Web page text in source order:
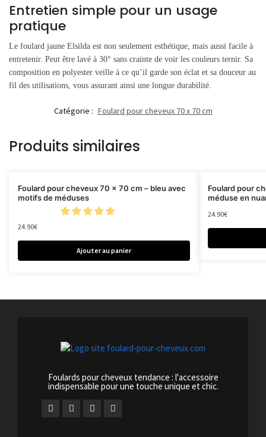
Entretien simple pour un usage
pratique
Le foulard jaune Elsilda est non seulement esthétique, mais aussi facile à
entretenir. Peut être lavé à 30° sans crainte de voir les couleurs ternir. Sa
composition en polyester veille à ce qu’il garde son éclat et sa douceur au
fil des utilisations, vous assurant ainsi une longue durabilité.
Catégorie : Foulard pour cheveux 70 x 70 cm
Produits similaires
Foulard pour cheveux 70 x 70 cm – bleu avec
motifs de méduses
24.90€
Ajouter au panier
Foulard pour
méduse en
24.90€
Foulards pour cheveux tendance : l'accessoire
indispensable pour une touche unique et chic.